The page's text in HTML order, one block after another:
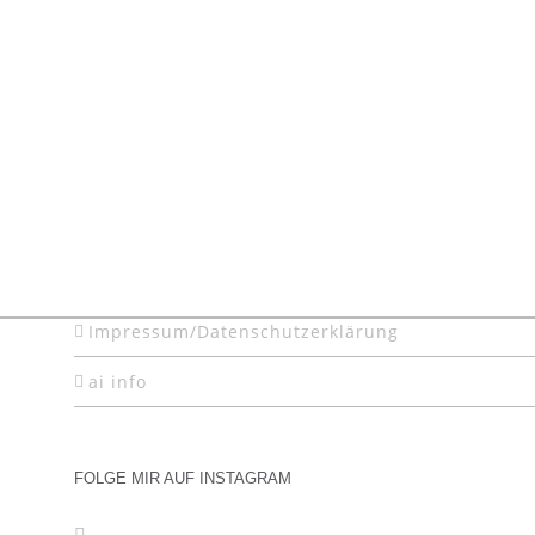
Impressum/Datenschutzerklärung
ai info
FOLGE MIR AUF INSTAGRAM